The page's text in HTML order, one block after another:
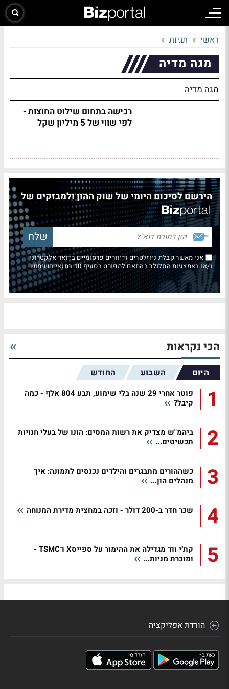
ראשי תגיות
מגה מדיה
מגה מדיה
רכישה בתחום שילוט החוצות -
לפי שווי של 5 מיליון שקל
הירשם לסיכום היומי של שוק ההון ולמבזקים של
אני מאשר קבלת ניוזלטרים ודיוורים פרסומיים בדואר אלקטרוני
ו/או באמצעות הסלולר בהתאם למפורט בסעיף 10 בתנאי השימוש
הכי נקראות
היום השבוע החודש
1
פוטר אחרי 29 שנה בלי שימוע, תבע 804 אלף - כמה
קיבל?
2
ביהמ"ש מצדיק את רשות המסים: הונו של בעלי חנויות
תכשיטים...
3
כשההורים מתבגרים והילדים נכנסים לתמונה: איך
מנהלים הון...
4 שכר חדר ב-200 דולר - וזכה במחצית מדירת המנוחה
5
קת׳י ווד מגדילה את ההימור על ספייסX ו־TSMC -
ומוכרת מניות...
הורדת אפליקציה